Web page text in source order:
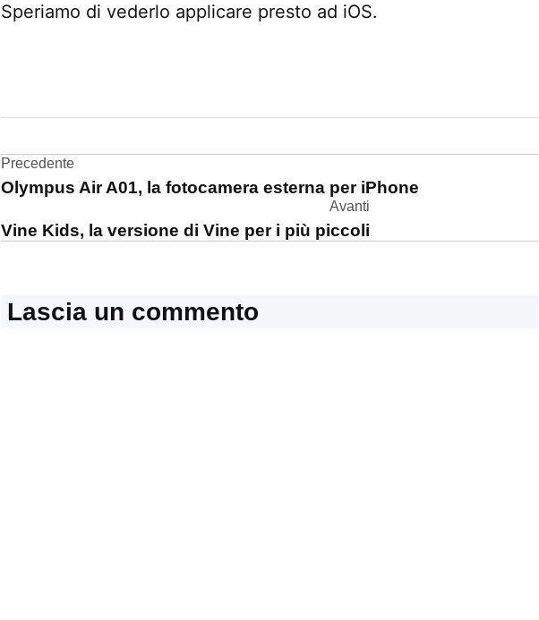
Speriamo di vederlo applicare presto ad iOS.
Navigazione
Precedente
Olympus Air A01, la fotocamera esterna per iPhone
Avanti
Vine Kids, la versione di Vine per i più piccoli
Lascia un commento